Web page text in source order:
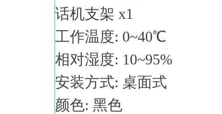
话机支架 x1
工作温度: 0~40℃
相对湿度: 10~95%
安装方式: 桌面式
颜色: 黑色